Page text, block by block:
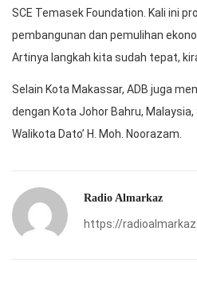
SCE Temasek Foundation. Kali ini
pembangunan dan pemulihan
Artinya langkah kita sudah tepat,
Selain Kota Makassar, ADB juga
dengan Kota Johor Bahru,
Walikota Dato’ H. Moh. Noorazam.
Radio Almarkaz
https://